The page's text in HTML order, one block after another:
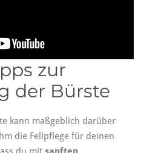
zur
der Bürste
kann maßgeblich darüber
die Fellpflege für deinen